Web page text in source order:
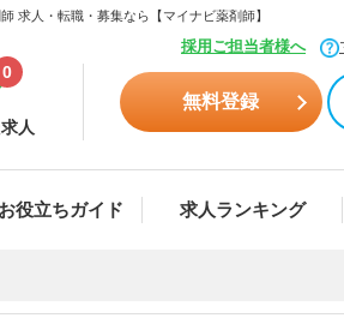
求人・転職・募集なら【マイナビ薬剤師】
採用ご担当者様へ
人
0
無料登録
役立ちガイド 求人ランキング